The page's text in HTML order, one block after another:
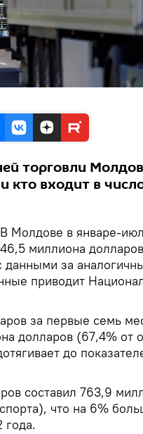
торговли
кто входит в
В Молдове в январе-
миллиона
за
приводит
за первые семь
долларов (67,4% от
до
составил 763,9
что на 6%
года.